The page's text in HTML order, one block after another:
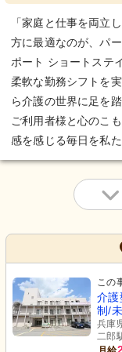
「家庭と仕事を両立
方に最適なのが、パ
ポート ショートステ
柔軟な勤務シフトを
ら介護の世界に足を
ご利用者様と心のこ
感を感じる毎日を私
この
介護
制/
兵庫
二郎